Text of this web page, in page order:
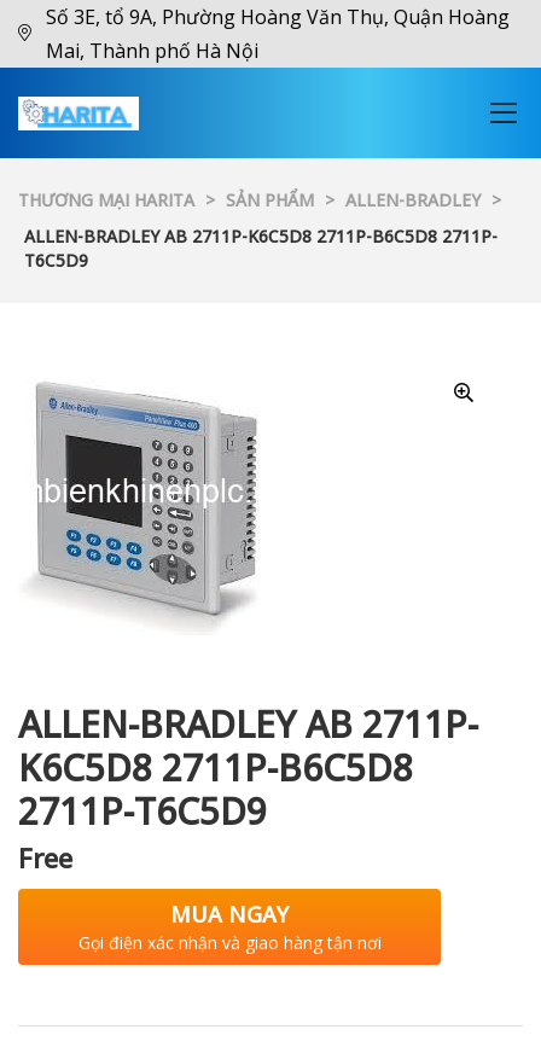
Số 3E, tổ 9A, Phường Hoàng Văn Thụ, Quận Hoàng
Mai, Thành phố Hà Nội
THƯƠNG MẠI HARITA > SẢN PHẨM > ALLEN-BRADLEY >
ALLEN-BRADLEY AB 2711P-K6C5D8 2711P-B6C5D8 2711P-
T6C5D9
ALLEN-BRADLEY AB 2711P-
K6C5D8 2711P-B6C5D8
2711P-T6C5D9
Free
MUA NGAY
Gọi điện xác nhận và giao hàng tận nơi